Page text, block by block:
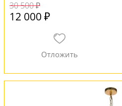
30 500 ₽
12 000 ₽